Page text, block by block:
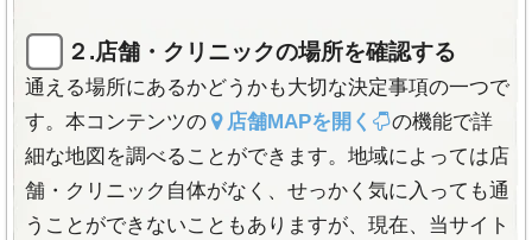
-関西-梅田店 西梅田店 天王寺店 心斎橋店 京都店 奈良店
三宮店 姫路店
-中国-広島店
-九州-福岡天神店 小倉店 熊本店 鹿児島店 那覇店
料金＆プラン
全身61箇所の全身脱毛と部分脱毛向けのメニューが充実。
店(総曲輪) 金沢店
梅田店 東梅田店 心斎橋店 あべの店Hoop4F 京都四
２.店舗・クリニックの場所を確認する
通える場所にあるかどうかも大切な決定事項の一つで
す。本コンテンツの
店舗MAPを開く
の機能で詳
細な地図を調べることができます。地域によっては店
舗・クリニック自体がなく、せっかく気に入っても通
うことができないこともありますが、現在、当サイト